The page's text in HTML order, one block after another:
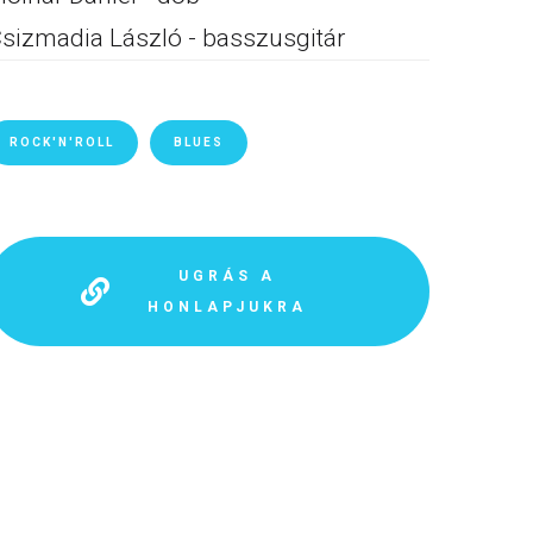
László - basszusgitár
ROCK'N'ROLL BLUES
UGRÁS A
HONLAPJUKRA